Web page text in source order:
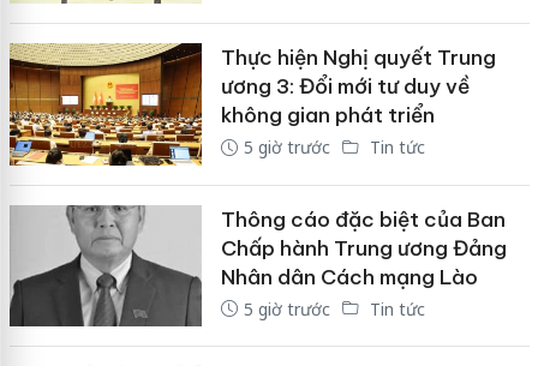
Thực hiện Nghị quyết Trung
ương 3: Đổi mới tư duy về
không gian phát triển
5 giờ trước Tin tức
Thông cáo đặc biệt của Ban
Chấp hành Trung ương Đảng
Nhân dân Cách mạng Lào
5 giờ trước Tin tức